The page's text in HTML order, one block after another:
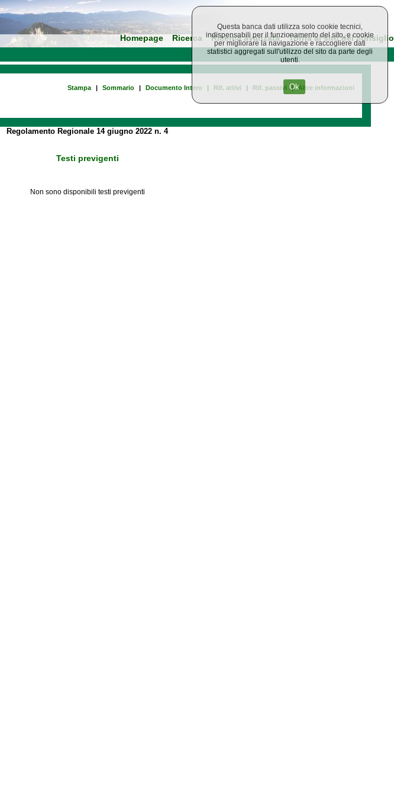
Homepage Ricerca Ricerca avanzata Torna al sito del consiglio
Stampa | Sommario | Documento Intero | Rif. attivi | Rif. passivi | Altre informazioni
Regolamento Regionale 14 giugno 2022 n. 4
Testi previgenti
Non sono disponibili testi previgenti
Questa banca dati utilizza solo cookie tecnici,
indispensabili per il funzionamento del sito, e cookie
per migliorare la navigazione e raccogliere dati
statistici aggregati sull'utilizzo del sito da parte degli
utenti.
Ok